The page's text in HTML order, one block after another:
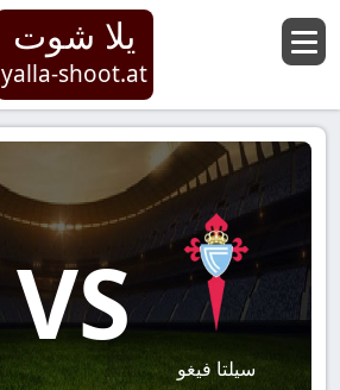
يلا شوت
yalla-shoot.at
سيلتا فيغو
VS